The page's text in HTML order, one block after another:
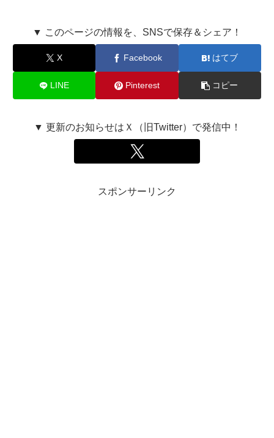
▼ このページの情報を、SNSで保存＆シェア！
X Facebook はてブ
LINE Pinterest コピー
▼ 更新のお知らせはＸ（旧Twitter）で発信中！
スポンサーリンク